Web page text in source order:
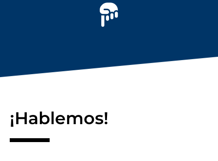
¡Hablemos!